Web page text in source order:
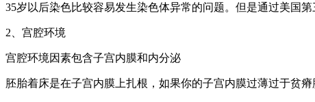
35岁以后染色比较容易发生染色体异常的问题。但是通过美国
2、宫腔环境
宫腔环境因素包含子宫内膜和内分泌
胚胎着床是在子宫内膜上扎根，如果你的子宫内膜过薄过于贫